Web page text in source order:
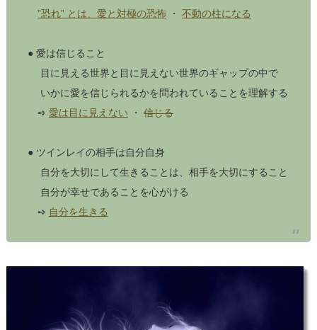
”恐れ” とは、愛と対極の恐怖 ・ 不動の柱になる
● 愛は信じること
目に見える世界と目に見えない世界のギャップの中で
いかに愛を信じられるかを問われていることを理解する
➺ 愛は目に見えない ・ 信じる
● ツインレイの相手は自分自身
自分を大切にして生きることは、相手を大切にすること
自分が幸せであることを心がける
➺ 自分を生きる